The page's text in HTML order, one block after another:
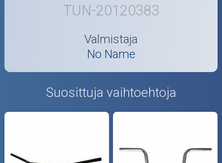
TUN-20120383
Valmistaja
No Name
Suosittuja vaihtoehtoja